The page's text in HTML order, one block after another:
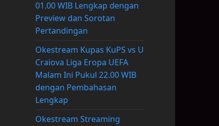
01.00 WIB Lengkap dengan
Preview dan Sorotan
Pertandingan
Okestream Kupas KuPS vs U
Craiova Liga Eropa UEFA
Malam Ini Pukul 22.00 WIB
dengan Pembahasan
Lengkap
Okestream Streaming